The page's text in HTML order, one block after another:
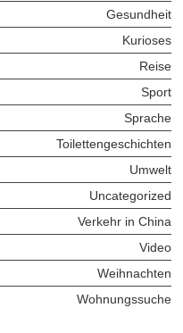
Gesundheit
Kurioses
Reise
Sport
Sprache
Toilettengeschichten
Umwelt
Uncategorized
Verkehr in China
Video
Weihnachten
Wohnungssuche